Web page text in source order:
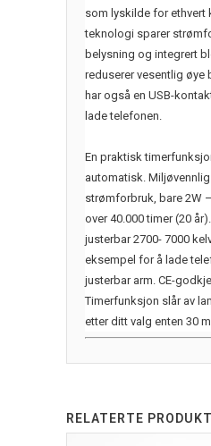
som lyskilde for ethvert
teknologi sparer
belysning og integrert
reduserer vesentlig øye
har også en USB-
lade telefonen.
En praktisk
automatisk.
strømforbruk, bare 2W
over 40.000 timer (20
justerbar 2700- 7000
eksempel for å lade
justerbar arm. CE-
Timerfunksjon slår av
etter ditt valg enten 30
RELATERTE